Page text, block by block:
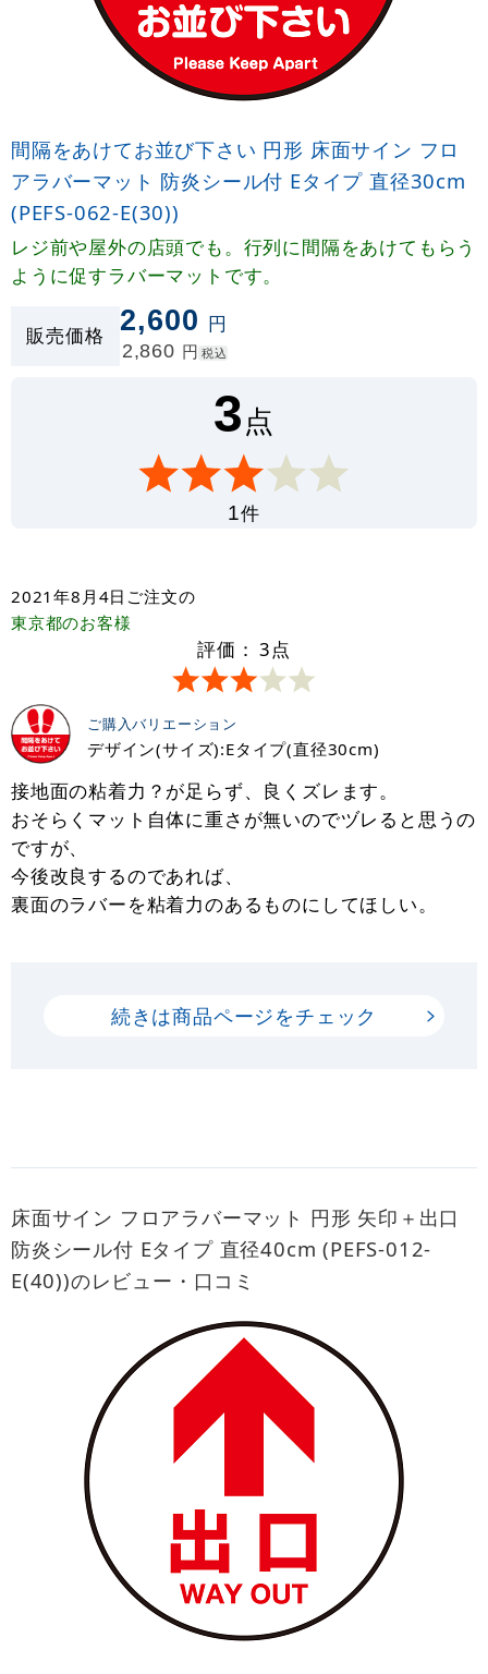
間隔をあけてお並び下さい 円形 床面サイン フロ
アラバーマット 防炎シール付 Eタイプ 直径30cm
(PEFS-062-E(30))
レジ前や屋外の店頭でも。行列に間隔をあけてもらう
ように促すラバーマットです。
販売価格 2,600 円
2,860 円 税込
3点
1件
2021年8月4日 ご注文の
東京都のお客様
評価： 3点
ご購入バリエーション
デザイン(サイズ):Eタイプ(直径30cm)
接地面の粘着力？が足らず、良くズレます。
おそらくマット自体に重さが無いのでヅレると思うの
ですが、
今後改良するのであれば、
裏面のラバーを粘着力のあるものにしてほしい。
続きは商品ページをチェック
床面サイン フロアラバーマット 円形 矢印＋出口
防炎シール付 Eタイプ 直径40cm (PEFS-012-
E(40))のレビュー・口コミ